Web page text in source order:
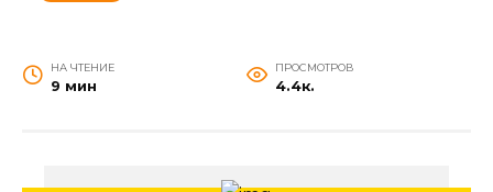
НА ЧТЕНИЕ
9 мин
ПРОСМОТРОВ
4.4к.